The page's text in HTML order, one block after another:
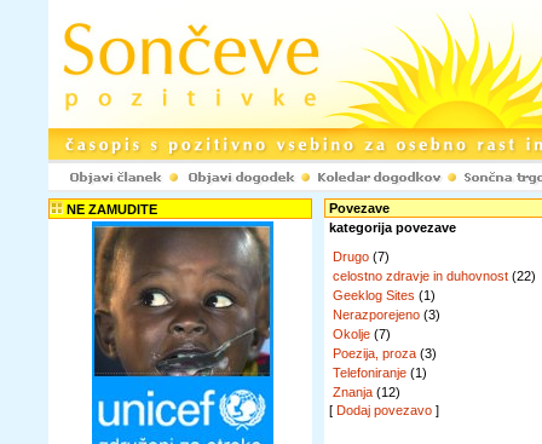
NE ZAMUDITE
Povezave
kategorija povezave
Drugo (7)
celostno zdravje in duhovnost (22)
Geeklog Sites (1)
Nerazporejeno (3)
Okolje (7)
Poezija, proza (3)
Telefoniranje (1)
Znanja (12)
[ Dodaj povezavo ]